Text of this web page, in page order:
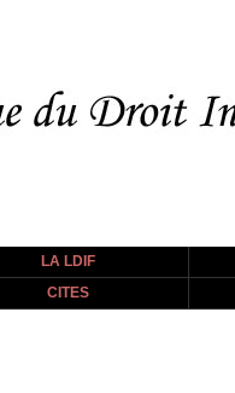
LA LDIF
CITES